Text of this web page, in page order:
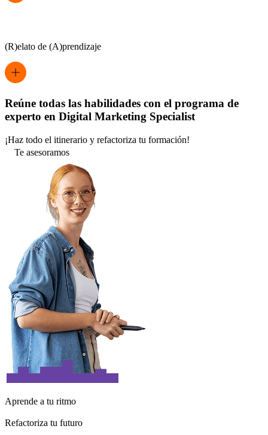
(R)elato de (A)prendizaje
Reúne todas las habilidades con el programa de
experto en Digital Marketing Specialist
¡Haz todo el itinerario y refactoriza tu formación!
Te asesoramos
Aprende a tu ritmo
Refactoriza tu futuro